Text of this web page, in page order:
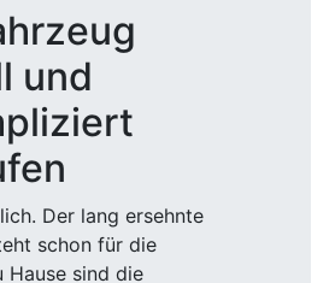
und
Der lang ersehnte
schon für die
Hause sind die